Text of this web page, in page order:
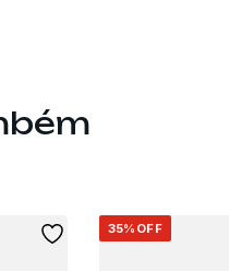
35% OFF